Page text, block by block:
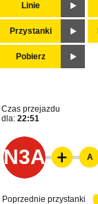
Linie
Przystanki
Pobierz
Czas przejazdu
dla: 22:51
N3A A
Poprzednie przystanki